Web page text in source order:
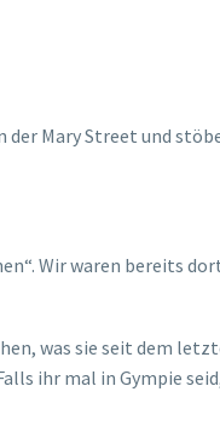
Mary Street und
Wir waren bereits
was sie seit dem
ihr mal in Gympie